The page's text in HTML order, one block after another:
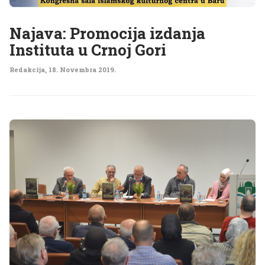
Najava: Promocija izdanja
Instituta u Crnoj Gori
Redakcija, 18. Novembra 2019.